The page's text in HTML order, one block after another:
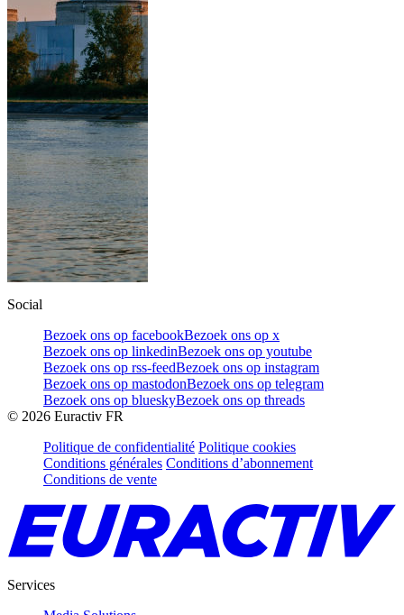
Social
Bezoek ons op facebookBezoek ons op x
Bezoek ons op linkedinBezoek ons op youtube
Bezoek ons op rss-feedBezoek ons op instagram
Bezoek ons op mastodonBezoek ons op telegram
Bezoek ons op blueskyBezoek ons op threads
© 2026 Euractiv FR
Politique de confidentialité Politique cookies
Conditions générales Conditions d’abonnement
Conditions de vente
Services